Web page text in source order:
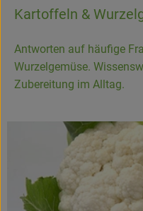
Kartoffeln &
Antworten auf häufige
Wurzelgemüse.
Zubereitung im Alltag.